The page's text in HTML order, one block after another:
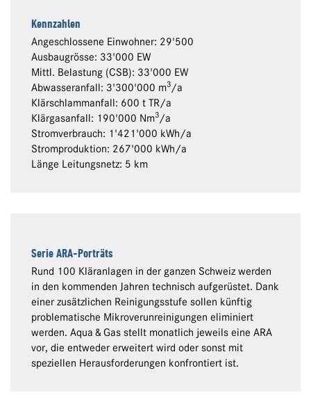
Kennzahlen
Angeschlossene Einwohner: 29'500
Ausbaugrösse: 33'000 EW
Mittl. Belastung (CSB): 33'000 EW
Abwasseranfall: 3'300'000 m3/a
Klärschlammanfall: 600 t TR/a
Klärgasanfall: 190'000 Nm3/a
Stromverbrauch: 1'421'000 kWh/a
Stromproduktion: 267'000 kWh/a
Länge Leitungsnetz: 5 km
Serie ARA-Porträts
Rund 100 Kläranlagen in der ganzen Schweiz werden
in den kommenden Jahren technisch aufgerüstet. Dank
einer zusätzlichen Reinigungsstufe sollen künftig
problematische Mikroverunreinigungen eliminiert
werden. Aqua & Gas stellt monatlich jeweils eine ARA
vor, die entweder erweitert wird oder sonst mit
speziellen Herausforderungen konfrontiert ist.